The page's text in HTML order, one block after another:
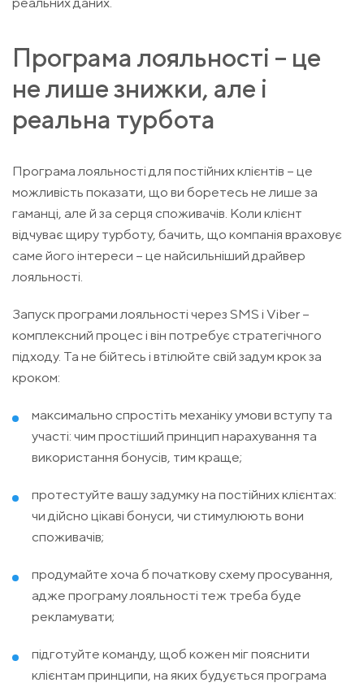
Програма лояльності – це
не лише знижки, але і
реальна турбота
Програма лояльності для постійних клієнтів – це
можливість показати, що ви боретесь не лише за
гаманці, але й за серця споживачів. Коли клієнт
відчуває щиру турботу, бачить, що компанія враховує
саме його інтереси – це найсильніший драйвер
лояльності.
Запуск програми лояльності через SMS і Viber –
комплексний процес і він потребує стратегічного
підходу. Та не бійтесь і втілюйте свій задум крок за
кроком:
максимально спростіть механіку умови вступу та
участі: чим простіший принцип нарахування та
використання бонусів, тим краще;
протестуйте вашу задумку на постійних клієнтах:
чи дійсно цікаві бонуси, чи стимулюють вони
споживачів;
продумайте хоча б початкову схему просування,
адже програму лояльності теж треба буде
рекламувати;
підготуйте команду, щоб кожен міг пояснити
клієнтам принципи, на яких будується програма